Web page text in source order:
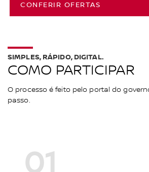
CONFERIR OFERTAS
COMO PARTICIPAR
SIMPLES, RÁPIDO, DIGITAL.
O processo é feito pelo portal do
passo.
01